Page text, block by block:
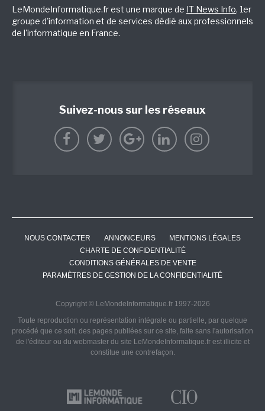
LeMondeInformatique.fr est une marque de IT News Info, 1er
groupe d'information et de services dédié aux professionnels
de l'informatique en France.
Suivez-nous sur les réseaux
NOUS CONTACTER ANNONCEURS
MENTIONS LÉGALES
CHARTE DE CONFIDENTIALITÉ
CONDITIONS GÉNÉRALES DE VENTE
PARAMÈTRES DE GESTION DE LA CONFIDENTIALITÉ
Copyright © LeMondeInformatique.fr 1997-2026
Toute reproduction ou représentation intégrale ou partielle, par quelque
procédé que ce soit, des pages publiées sur ce site, faite sans l'autorisation
de l'éditeur ou du webmaster du site LeMondeInformatique.fr est illicite et
constitue une contrefaçon.